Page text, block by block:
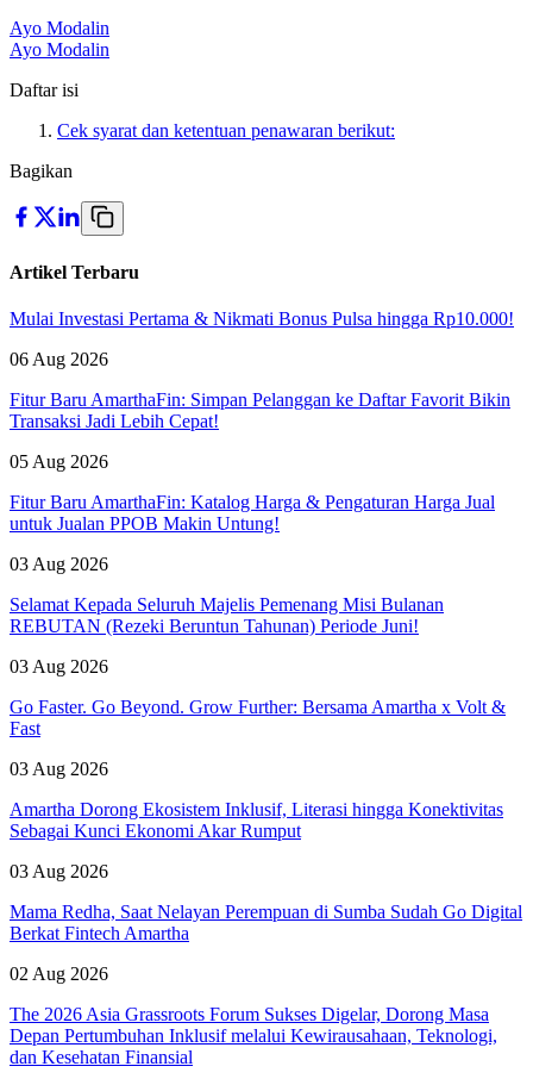
Ayo Modalin
Ayo Modalin
Daftar isi
Cek syarat dan ketentuan penawaran berikut:
Bagikan
Artikel Terbaru
Mulai Investasi Pertama & Nikmati Bonus Pulsa hingga Rp10.000!
06 Aug 2026
Fitur Baru AmarthaFin: Simpan Pelanggan ke Daftar Favorit Bikin
Transaksi Jadi Lebih Cepat!
05 Aug 2026
Fitur Baru AmarthaFin: Katalog Harga & Pengaturan Harga Jual
untuk Jualan PPOB Makin Untung!
03 Aug 2026
Selamat Kepada Seluruh Majelis Pemenang Misi Bulanan
REBUTAN (Rezeki Beruntun Tahunan) Periode Juni!
03 Aug 2026
Go Faster. Go Beyond. Grow Further: Bersama Amartha x Volt &
Fast
03 Aug 2026
Amartha Dorong Ekosistem Inklusif, Literasi hingga Konektivitas
Sebagai Kunci Ekonomi Akar Rumput
03 Aug 2026
Mama Redha, Saat Nelayan Perempuan di Sumba Sudah Go Digital
Berkat Fintech Amartha
02 Aug 2026
The 2026 Asia Grassroots Forum Sukses Digelar, Dorong Masa
Depan Pertumbuhan Inklusif melalui Kewirausahaan, Teknologi,
dan Kesehatan Finansial